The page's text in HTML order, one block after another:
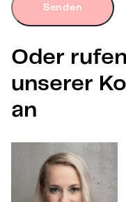
Senden
Oder
unserer
an